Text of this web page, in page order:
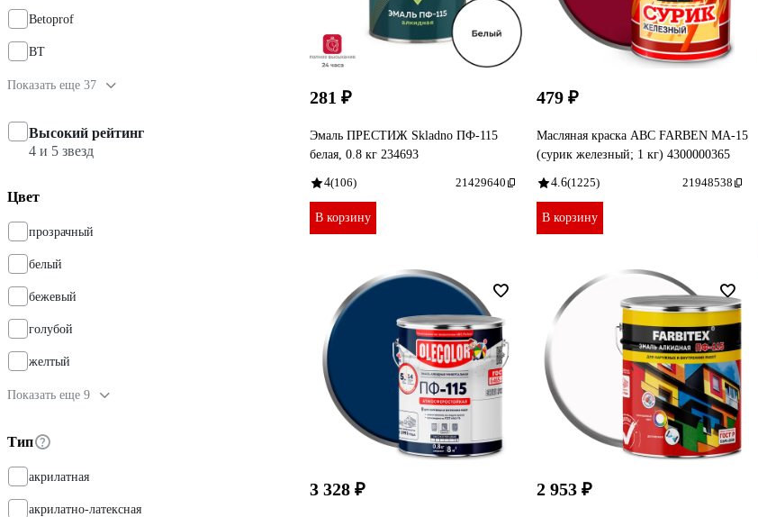
Betoprof
BT
Показать еще 37
Высокий рейтинг
4 и 5 звезд
Цвет
прозрачный
белый
бежевый
голубой
желтый
Показать еще 9
Тип
акрилатная
акрилатно-латексная
281 ₽
Эмаль ПРЕСТИЖ Skladno ПФ-115
белая, 0.8 кг 234693
4(106) 21429640
В корзину
479 ₽
Масляная краска ABC FARBEN МА-15
(сурик железный; 1 кг) 4300000365
4.6(1225) 21948538
В корзину
3 328 ₽ 2 953 ₽